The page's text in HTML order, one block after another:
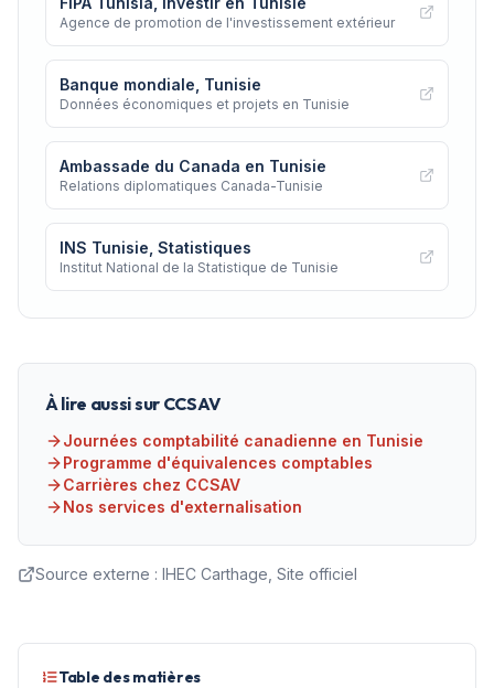
Agence de promotion de l'investissement extérieur
Banque mondiale, Tunisie
Données économiques et projets en Tunisie
Ambassade du Canada en Tunisie
Relations diplomatiques Canada-Tunisie
INS Tunisie, Statistiques
Institut National de la Statistique de Tunisie
À lire aussi sur CCSAV
Journées comptabilité canadienne en Tunisie
Programme d'équivalences comptables
Carrières chez CCSAV
Nos services d'externalisation
Source externe : IHEC Carthage, Site officiel
Table des matières